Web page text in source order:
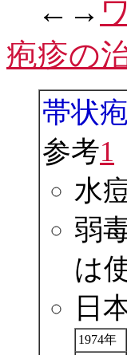
←→
疱疹の
帯状
参考1
水
弱
は
日
1974年